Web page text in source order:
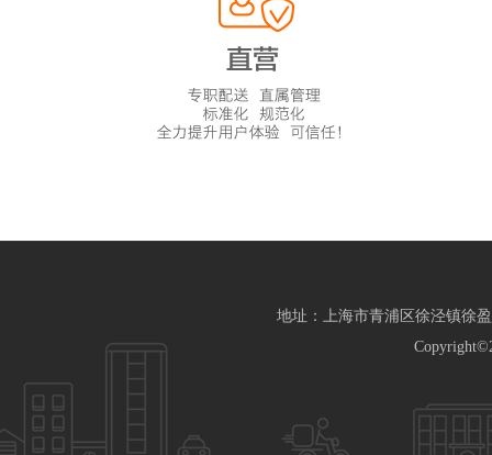
地址：上海市青浦区徐泾镇徐